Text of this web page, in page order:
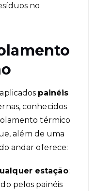
no
painéis
conhecidos
térmico
além de uma
andar oferece:
estação:
pelos painéis